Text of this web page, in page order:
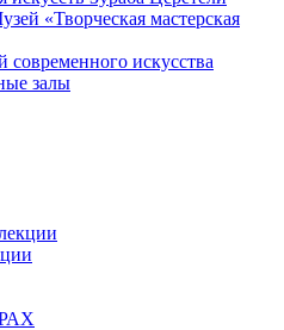
«Творческая мастерская
современного искусства
залы